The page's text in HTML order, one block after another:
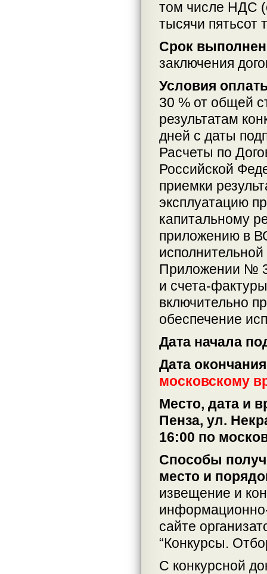
том числе НДС
тысячи пятьсот
Срок
заключения
Условия
30 % от общей
результатам
дней с даты
Расчеты по
Российской
приемки
эксплуатацию
капитальному
приложению в
Приложении № 3
и счета-
включительно
обеспечение
Дата начала
Дата
московскому
Место, дата и
Пенза, ул.
16:00 по
Способы
место и
извещение и
сайте
“Конкурсы.
С конкурсной